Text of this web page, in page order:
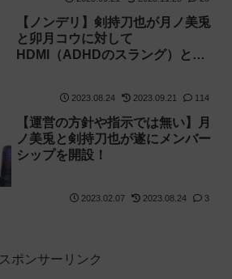
【ノンデリ】剣持刀也が月ノ美兎
と卯月コウに対して
HDMI（ADHDのスラング）と言
2023.08.24 2023.09.21 114
【運営の方針や指示では無い】月
ノ美兎と剣持刀也が遂にメンバー
シップを開設！
2023.02.07 2023.08.24 3
スポンサーリンク